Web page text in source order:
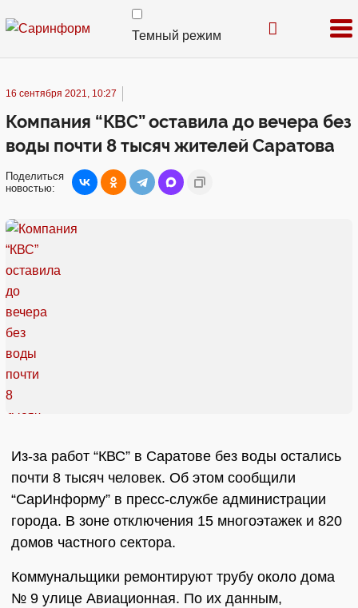
Темный режим
16 сентября 2021, 10:27
Компания “КВС” оставила до вечера без
воды почти 8 тысяч жителей Саратова
Поделиться
новостью:
Из-за работ “КВС” в Саратове без воды остались
почти 8 тысяч человек. Об этом сообщили
“СарИнформу” в пресс-службе администрации
города. В зоне отключения 15 многоэтажек и 820
домов частного сектора.
Коммунальщики ремонтируют трубу около дома
№ 9 улице Авиационная. По их данным,